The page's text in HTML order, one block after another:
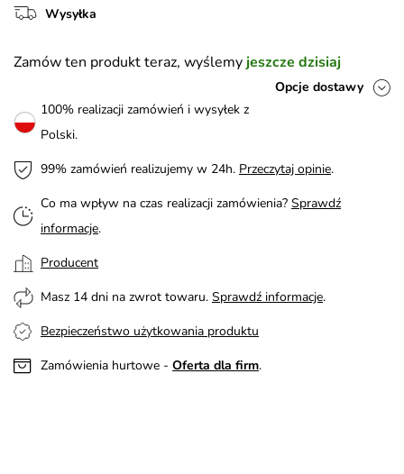
Wysyłka
Zamów ten produkt teraz, wyślemy jeszcze dzisiaj
Opcje dostawy
100% realizacji zamówień i wysyłek z
Polski.
99% zamówień realizujemy w 24h. Przeczytaj opinie.
Co ma wpływ na czas realizacji zamówienia? Sprawdź
informacje.
Producent
Masz 14 dni na zwrot towaru. Sprawdź informacje.
Bezpieczeństwo użytkowania produktu
Zamówienia hurtowe - Oferta dla firm.